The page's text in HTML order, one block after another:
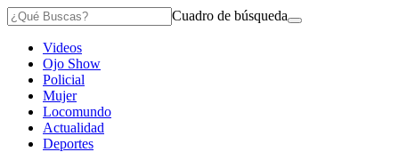
Cuadro de búsqueda
Videos
Ojo Show
Policial
Mujer
Locomundo
Actualidad
Deportes